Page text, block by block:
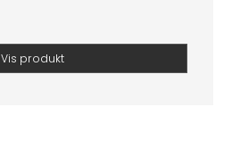
Vis produkt